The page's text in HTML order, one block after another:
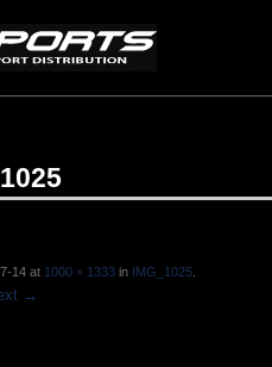
14 at 1000 × 1333 in IMG_1025
→